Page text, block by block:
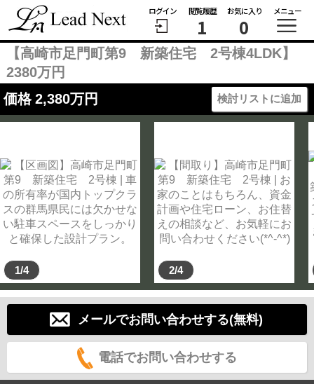
ログイン 閲覧履歴
1
お気に入り
0
メニュー
【高崎市足門町第9 新築住宅 2号棟4LDK】
2380万円
価格 2,380万円 検討リストに追加
1/4 2/4
メールでお問い合わせする(無料)
電話でお問い合わせする